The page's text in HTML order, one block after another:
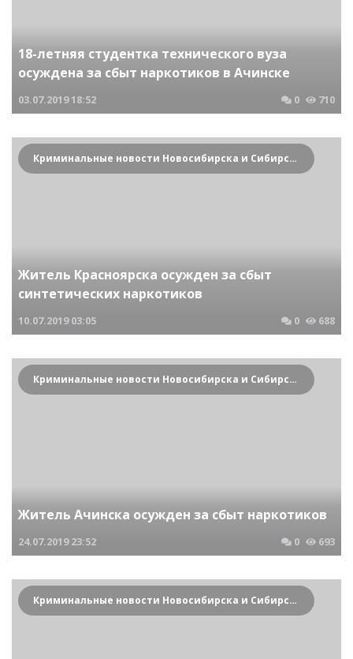
18-летняя студентка технического вуза
осуждена за сбыт наркотиков в Ачинске
03.07.201918:52 0 710
Криминальные новости Новосибирска и Сибирского региона
Житель Красноярска осужден за сбыт
синтетических наркотиков
10.07.2019 03:05 0 688
Криминальные новости Новосибирска и Сибирского региона
Житель Ачинска осужден за сбыт наркотиков
24.07.2019 23:52 0 693
Криминальные новости Новосибирска и Сибирского региона